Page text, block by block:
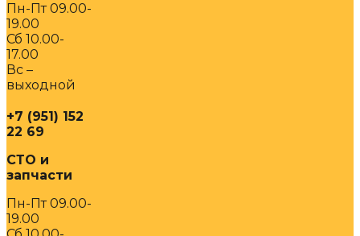
Пн-Пт 09.00-
19.00
Сб 10.00-
17.00
Вс –
выходной
+7 (951) 152
22 69
СТО и
запчасти
Пн-Пт 09.00-
19.00